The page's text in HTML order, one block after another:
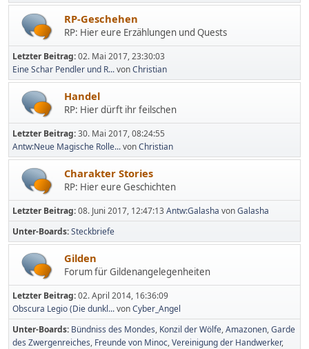
RP-Geschehen
RP: Hier eure Erzählungen und Quests
Letzter Beitrag:02. Mai 2017, 23:30:03
Eine Schar Pendler und R...vonChristian
Handel
RP: Hier dürft ihr feilschen
Letzter Beitrag:30. Mai 2017, 08:24:55
Antw:Neue Magische Rolle...vonChristian
Charakter Stories
RP: Hier eure Geschichten
Letzter Beitrag:08. Juni 2017, 12:47:13Antw:Galasha vonGalasha
Unter-Boards Steckbriefe
Gilden
Forum für Gildenangelegenheiten
Letzter Beitrag:02. April 2014, 16:36:09
Obscura Legio (Die dunkl...vonCyber_Angel
Unter-Boards Bündniss des Mondes Konzil der Wölfe Amazonen Garde
des Zwergenreiches Freunde von Minoc Vereinigung der Handwerker